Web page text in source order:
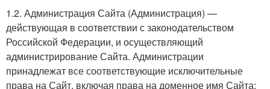
1.2. Администрация Сайта (Администрация) —
действующая в соответствии с законодательством
Российской Федерации, и осуществляющий
администрирование Сайта. Администрации
принадлежат все соответствующие исключительные
права на Сайт, включая права на доменное имя Сайта;